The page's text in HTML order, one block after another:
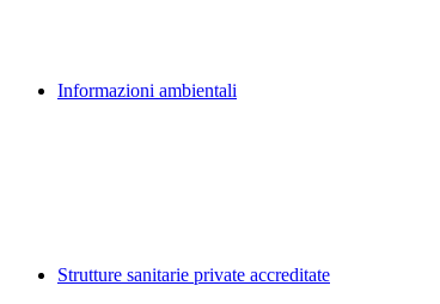
Informazioni ambientali
Strutture sanitarie private accreditate